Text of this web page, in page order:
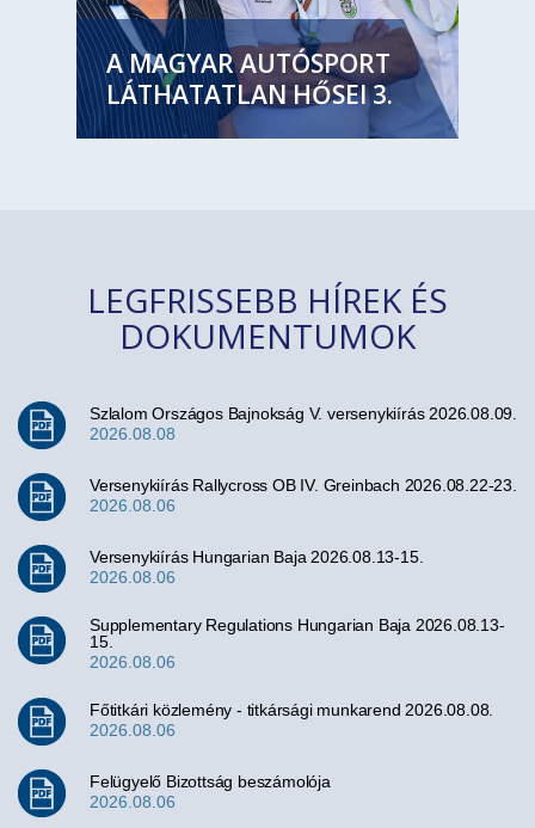
A MAGYAR AUTÓSPORT
LÁTHATATLAN HŐSEI 3.
LEGFRISSEBB HÍREK ÉS
DOKUMENTUMOK
Szlalom Országos Bajnokság V. versenykiírás 2026.08.09.
2026.08.08
Versenykiírás Rallycross OB IV. Greinbach 2026.08.22-23.
2026.08.06
Versenykiírás Hungarian Baja 2026.08.13-15.
2026.08.06
Supplementary Regulations Hungarian Baja 2026.08.13-
15.
2026.08.06
Főtitkári közlemény - titkársági munkarend 2026.08.08.
2026.08.06
Felügyelő Bizottság beszámolója
2026.08.06